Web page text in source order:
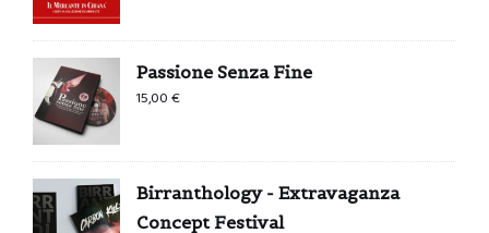
Passione Senza Fine
15,00€
Birranthology - Extravaganza
Concept Festival